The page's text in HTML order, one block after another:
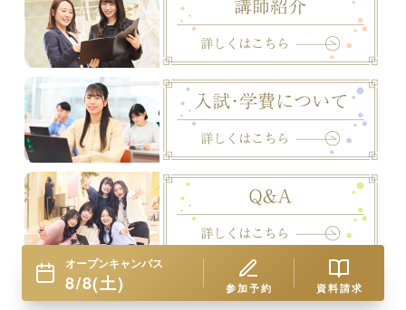
オープンキャンパス
8/8(土) 参加予約 資料請求